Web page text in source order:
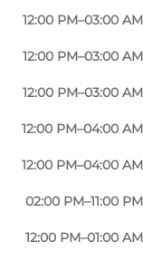
12:00 PM–03:00 AM
12:00 PM–03:00 AM
12:00 PM–03:00 AM
12:00 PM–04:00 AM
12:00 PM–04:00 AM
02:00 PM–11:00 PM
12:00 PM–01:00 AM
Viggos ist
an der Decke
die
unserer
an
ob Sie nun
einfach